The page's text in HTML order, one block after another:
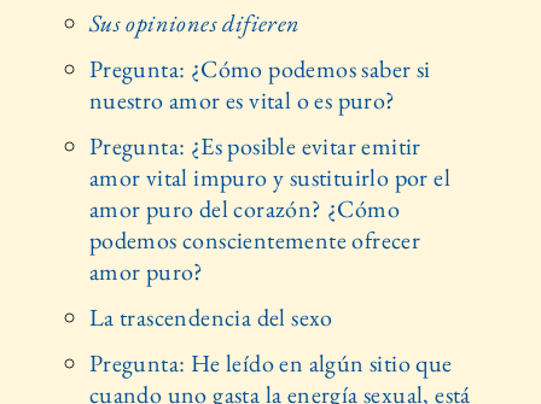
Sus opiniones difieren
Pregunta: ¿Cómo podemos saber si
nuestro amor es vital o es puro?
Pregunta: ¿Es posible evitar emitir
amor vital impuro y sustituirlo por el
amor puro del corazón? ¿Cómo
podemos conscientemente ofrecer
amor puro?
La trascendencia del sexo
Pregunta: He leído en algún sitio que
cuando uno gasta la energía sexual, está